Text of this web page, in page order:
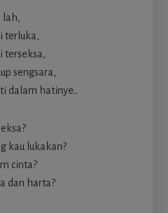
lah,
terluka,
terseksa,
sengsara,
dalam hatinye..
kau lukakan?
cinta?
dan harta?